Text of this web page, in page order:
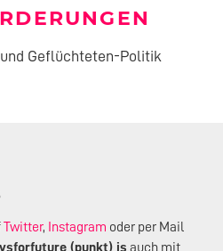
Geflüchteten-Politik
Twitter, Instagram oder per Mail
(punkt) is auch mit